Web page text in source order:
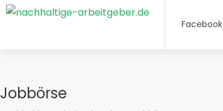
Facebook
Jobbörse